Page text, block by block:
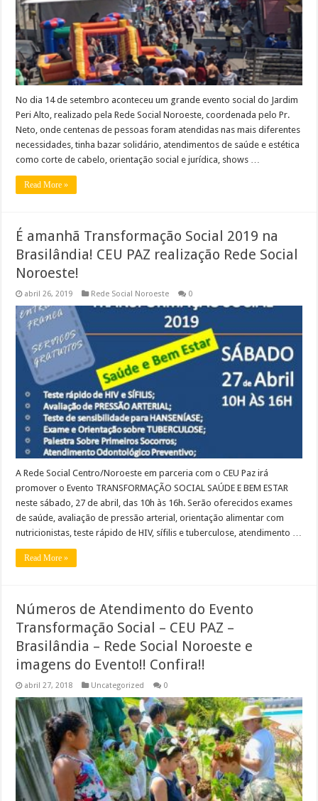
No dia 14 de setembro aconteceu um grande evento social do Jardim
Peri Alto, realizado pela Rede Social Noroeste, coordenada pelo Pr.
Neto, onde centenas de pessoas foram atendidas nas mais diferentes
necessidades, tinha bazar solidário, atendimentos de saúde e estética
como corte de cabelo, orientação social e jurídica, shows …
Read More »
É amanhã Transformação Social 2019 na
Brasilândia! CEU PAZ realização Rede Social
Noroeste!
abril 26, 2019 Rede Social Noroeste 0
A Rede Social Centro/Noroeste em parceria com o CEU Paz irá
promover o Evento TRANSFORMAÇÃO SOCIAL SAÚDE E BEM ESTAR
neste sábado, 27 de abril, das 10h às 16h. Serão oferecidos exames
de saúde, avaliação de pressão arterial, orientação alimentar com
nutricionistas, teste rápido de HIV, sífilis e tuberculose, atendimento …
Read More »
Números de Atendimento do Evento
Transformação Social – CEU PAZ –
Brasilândia – Rede Social Noroeste e
imagens do Evento!! Confira!!
abril 27, 2018 Uncategorized 0